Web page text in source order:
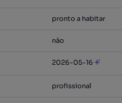
pronto a habitar
não
2026-05-16
profissional